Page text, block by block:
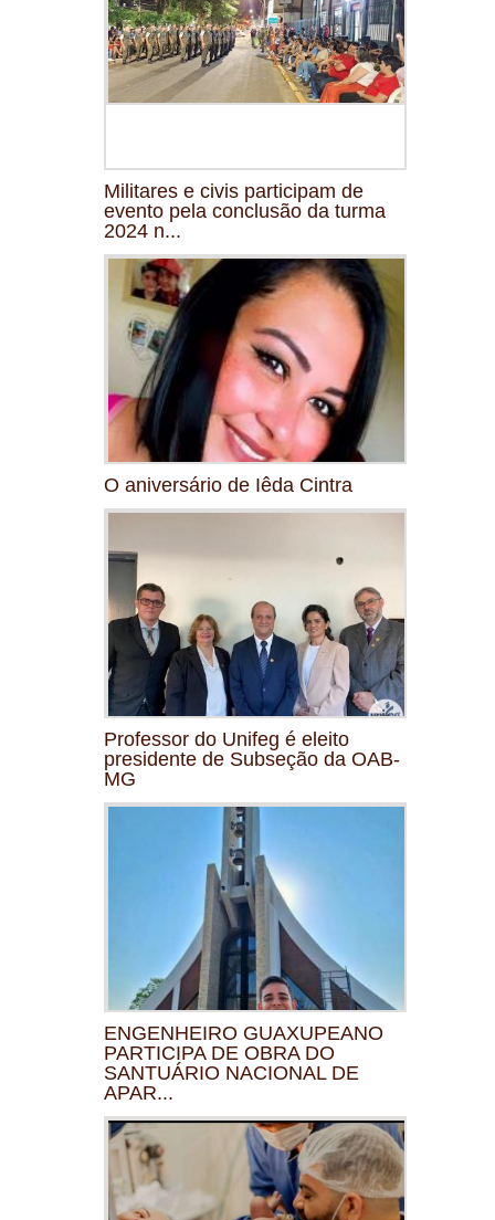
Militares e civis participam de
evento pela conclusão da turma
2024 n...
O aniversário de Iêda Cintra
Professor do Unifeg é eleito
presidente de Subseção da OAB-
MG
ENGENHEIRO GUAXUPEANO
PARTICIPA DE OBRA DO
SANTUÁRIO NACIONAL DE
APAR...